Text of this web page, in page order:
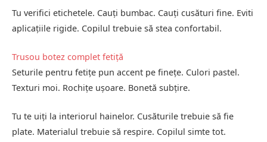
Tu verifici etichetele. Cauți bumbac. Cauți cusături fine. Eviti
aplicațiile rigide. Copilul trebuie să stea confortabil.
Trusou botez complet fetiță
Seturile pentru fetițe pun accent pe finețe. Culori pastel.
Texturi moi. Rochițe ușoare. Bonetă subțire.
Tu te uiți la interiorul hainelor. Cusăturile trebuie să fie
plate. Materialul trebuie să respire. Copilul simte tot.